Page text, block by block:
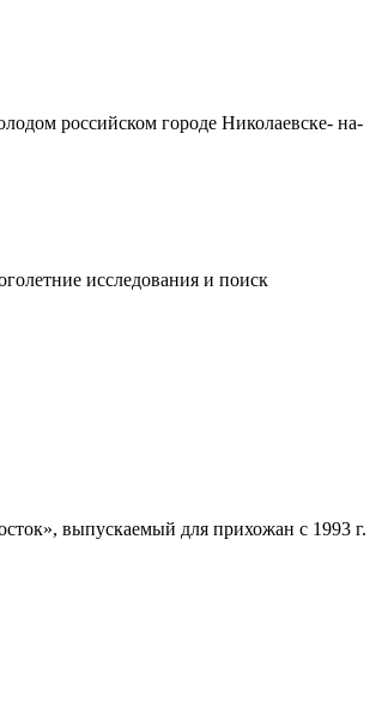
российском городе Николаевске- на-
исследования и поиск
выпускаемый для прихожан с 1993 г.